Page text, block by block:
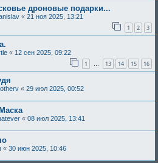
дроновые подарки...
« 21 ноя 2025, 13:21
1 2 3
« 12 сен 2025, 09:22
1 … 13 14 15 16
« 29 июл 2025, 00:52
« 08 июл 2025, 13:41
« 30 июн 2025, 10:46